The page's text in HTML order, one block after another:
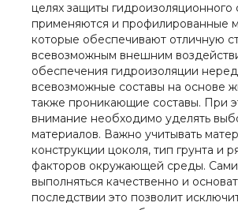
целях защиты
применяются и профилированные
которые обеспечивают отличную
всевозможным внешним
обеспечения гидроизоляции
всевозможные составы на основе
также проникающие составы. При
внимание необходимо уделять
материалов. Важно учитывать
конструкции цоколя, тип грунта и
факторов окружающей среды.
выполняться качественно и
последствии это позволит